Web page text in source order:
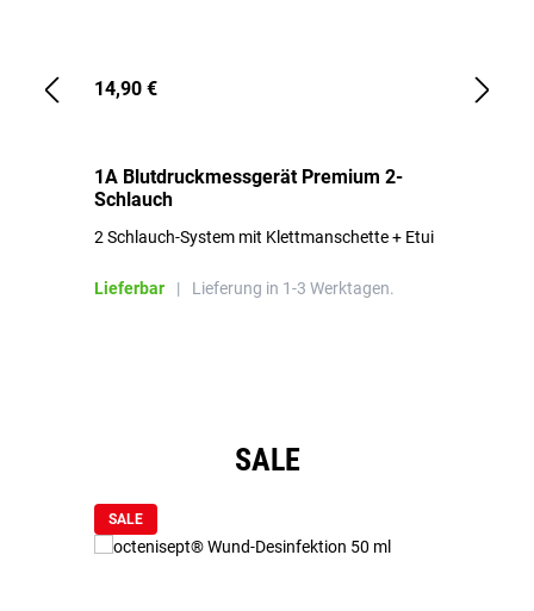
14,90 €
1A Blutdruckmessgerät Premium 2-
Schlauch
2 Schlauch-System mit Klettmanschette + Etui
Lieferbar | Lieferung in 1-3 Werktagen.
SALE
SALE